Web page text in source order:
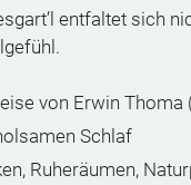
entfaltet sich
von Erwin Thoma
Schlaf
Ruheräumen,